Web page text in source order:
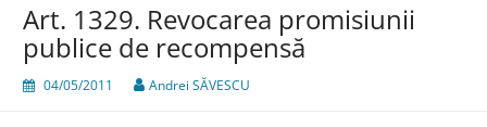
Art. 1329. Revocarea promisiunii
publice de recompensă
04/05/2011 Andrei SĂVESCU